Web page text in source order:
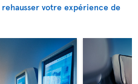
rehausser votre expérience de